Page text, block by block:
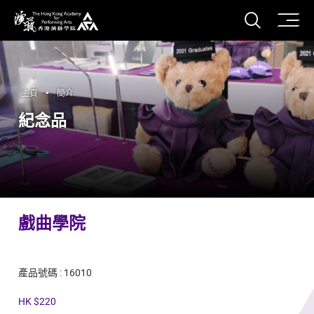
香港演藝學院
打開
主頁 簡介
紀念品
戲曲學院
產品號碼 : 16010
HK $220